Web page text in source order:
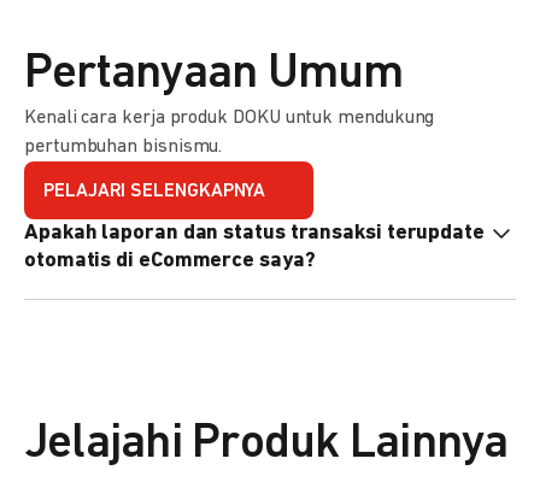
Pertanyaan Umum
Kenali cara kerja produk DOKU untuk mendukung
pertumbuhan bisnismu.
PELAJARI SELENGKAPNYA
Apakah laporan dan status transaksi terupdate
otomatis di eCommerce saya?
Jelajahi Produk Lainnya